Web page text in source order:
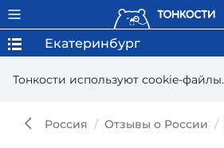
Тонкости используют сookie-файлы.
Екатеринбург
Россия Отзывы о России